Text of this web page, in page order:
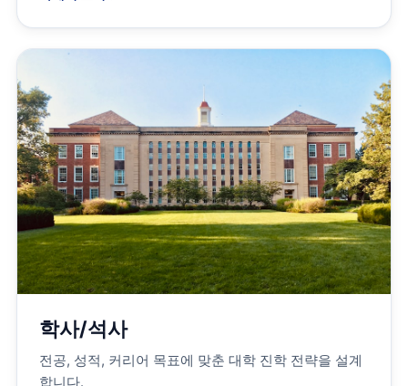
학사/석사
전공, 성적, 커리어 목표에 맞춘 대학 진학 전략을 설계
합니다.